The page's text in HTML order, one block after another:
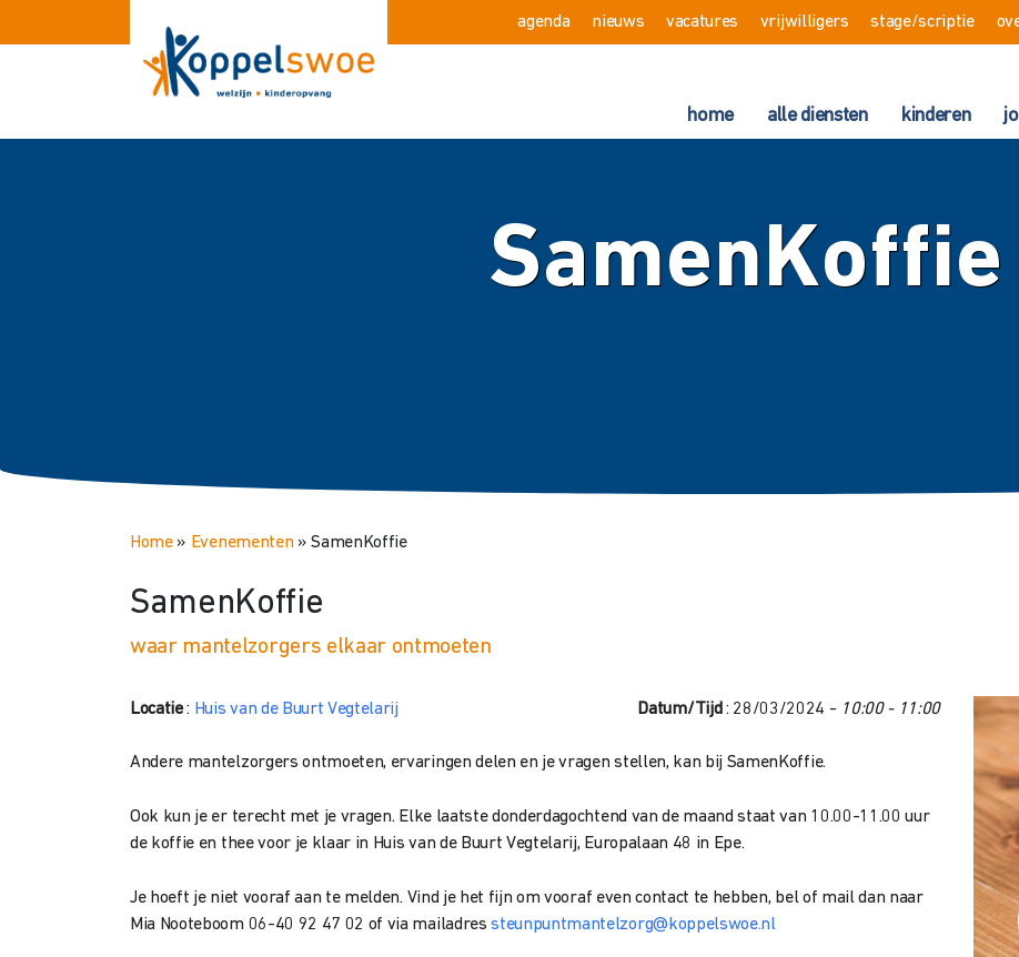
agenda nieuws vacatures vrijwilligers stage/scriptie
home alle diensten kinderen
SamenKoffie
Home» Evenementen»SamenKoffie
SamenKoffie
waar mantelzorgers elkaar ontmoeten
Locatie: Huis van de Buurt Vegtelarij Datum/Tijd : 28/03/2024 - 10:00 - 11:00
Andere mantelzorgers ontmoeten, ervaringen delen en je vragen stellen, kan bij SamenKoffie.
Ook kun je er terecht met je vragen. Elke laatste donderdagochtend van de maand staat van 10.00-11.00 uur
de koffie en thee voor je klaar in Huis van de Buurt Vegtelarij, Europalaan 48 in Epe.
Je hoeft je niet vooraf aan te melden. Vind je het fijn om vooraf even contact te hebben, bel of mail dan naar
Mia Nooteboom 06-40 92 47 02 of via mailadressteunpuntmantelzorg@koppelswoe.nl